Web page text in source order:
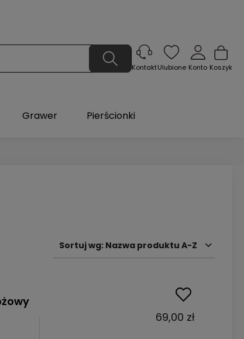
Koszyk
Konto
Ulubione
Kontakt
Grawer Pierścionki
Sortuj wg: Nazwa produktu A-Z
69,00 zł